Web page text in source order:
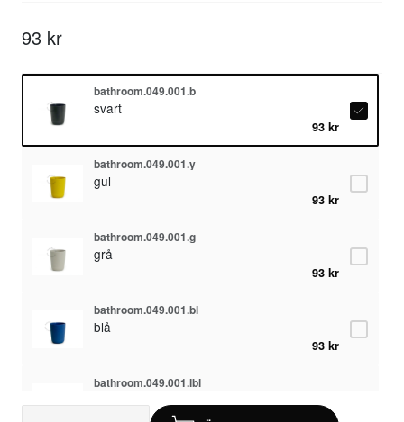
93 kr
bathroom.049.001.b
svart
93 kr
bathroom.049.001.y
gul
93 kr
bathroom.049.001.g
grå
93 kr
bathroom.049.001.bl
blå
93 kr
bathroom.049.001.lbl